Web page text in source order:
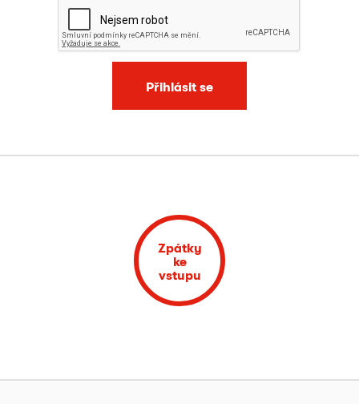
Přihlásit se
Zpátky
ke
vstupu